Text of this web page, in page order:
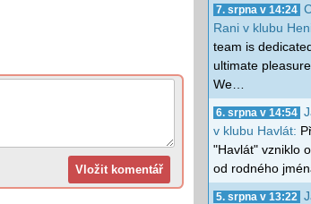
7. srpna v 14:24
Rani v klubu
team is
ultimate
We…
6. srpna v 14:54
v klubu Havlát:
"Havlát" vzniklo
od rodného
5. srpna v 13:22